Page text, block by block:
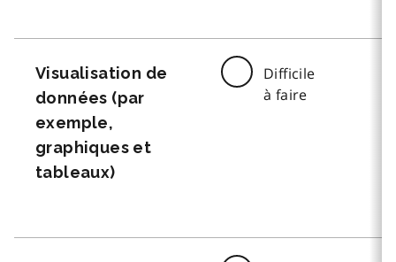
Visualisation de
données (par
exemple,
graphiques et
tableaux)
Difficile
à faire